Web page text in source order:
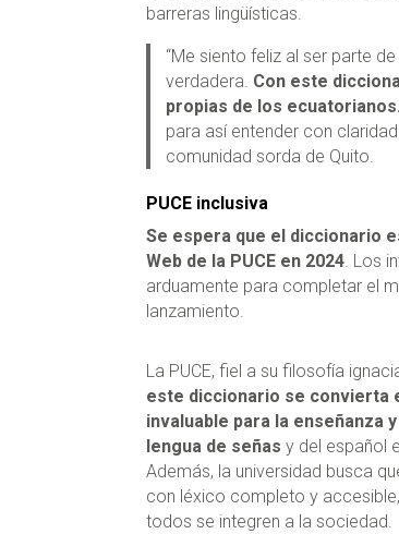
barreras lingüísticas.
“Me siento feliz al ser parte
verdadera. Con este
propias de los ecuatorianos.
para así entender con
comunidad sorda de Quito.
PUCE inclusiva
Se espera que el diccionario
Web de la PUCE en 2024. Los
arduamente para completar el
lanzamiento.
La PUCE, fiel a su filosofía
este diccionario se convierta
invaluable para la enseñanza
lengua de señas y del español
Además, la universidad busca
con léxico completo y
todos se integren a la sociedad.